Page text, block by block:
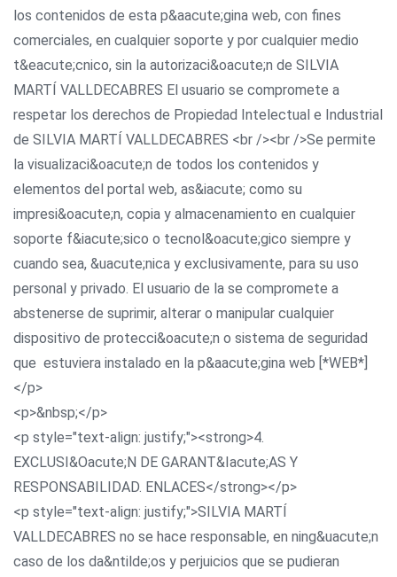
los contenidos de esta p&aacute;gina web, con fines
comerciales, en cualquier soporte y por cualquier medio
t&eacute;cnico, sin la autorizaci&oacute;n de SILVIA
MARTÍ VALLDECABRES El usuario se compromete a
respetar los derechos de Propiedad Intelectual e Industrial
de SILVIA MARTÍ VALLDECABRES <br /><br />Se permite
la visualizaci&oacute;n de todos los contenidos y
elementos del portal web, as&iacute; como su
impresi&oacute;n, copia y almacenamiento en cualquier
soporte f&iacute;sico o tecnol&oacute;gico siempre y
cuando sea, &uacute;nica y exclusivamente, para su uso
personal y privado. El usuario de la se compromete a
abstenerse de suprimir, alterar o manipular cualquier
dispositivo de protecci&oacute;n o sistema de seguridad
que estuviera instalado en la p&aacute;gina web [*WEB*]
</p>
<p>&nbsp;</p>
<p style="text-align: justify;"><strong>4.
EXCLUSI&Oacute;N DE GARANT&Iacute;AS Y
RESPONSABILIDAD. ENLACES</strong></p>
<p style="text-align: justify;">SILVIA MARTÍ
VALLDECABRES no se hace responsable, en ning&uacute;n
caso de los da&ntilde;os y perjuicios que se pudieran